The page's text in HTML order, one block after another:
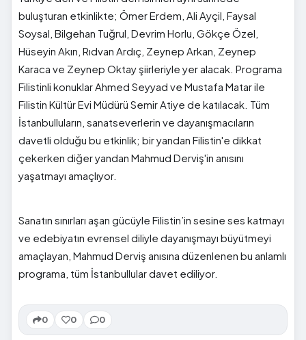
buluşturan etkinlikte; Ömer Erdem, Ali Ayçil, Faysal
Soysal, Bilgehan Tuğrul, Devrim Horlu, Gökçe Özel,
Hüseyin Akın, Rıdvan Ardıç, Zeynep Arkan, Zeynep
Karaca ve Zeynep Oktay şiirleriyle yer alacak. Programa
Filistinli konuklar Ahmed Seyyad ve Mustafa Matar ile
Filistin Kültür Evi Müdürü Semir Atiye de katılacak. Tüm
İstanbulluların, sanatseverlerin ve dayanışmacıların
davetli olduğu bu etkinlik; bir yandan Filistin'e dikkat
çekerken diğer yandan Mahmud Derviş'in anısını
yaşatmayı amaçlıyor.
Sanatın sınırları aşan gücüyle Filistin’in sesine ses katmayı
ve edebiyatın evrensel diliyle dayanışmayı büyütmeyi
amaçlayan, Mahmud Derviş anısına düzenlenen bu anlamlı
programa, tüm İstanbullular davet ediliyor.
0 0 0